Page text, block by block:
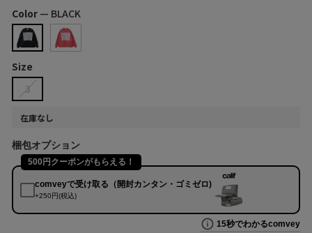
格
Color — BLACK
Size
3
在庫なし